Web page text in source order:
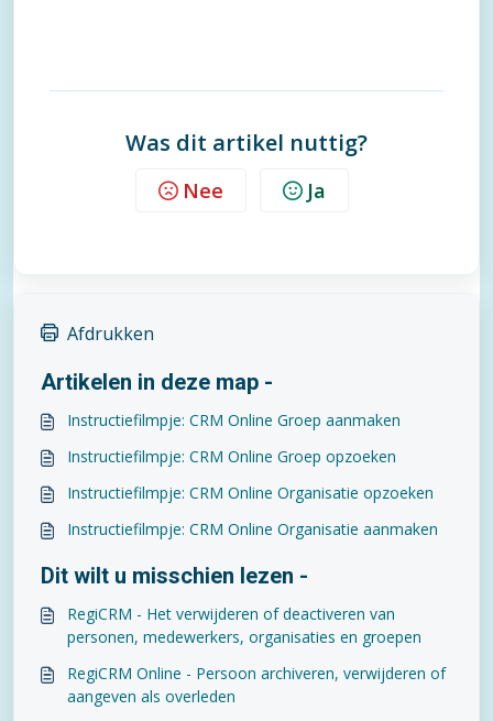
Was dit artikel nuttig?
Nee Ja
Afdrukken
Artikelen in deze map -
Instructiefilmpje: CRM Online Groep aanmaken
Instructiefilmpje: CRM Online Groep opzoeken
Instructiefilmpje: CRM Online Organisatie opzoeken
Instructiefilmpje: CRM Online Organisatie aanmaken
Dit wilt u misschien lezen -
RegiCRM - Het verwijderen of deactiveren van
personen, medewerkers, organisaties en groepen
RegiCRM Online - Persoon archiveren, verwijderen of
aangeven als overleden